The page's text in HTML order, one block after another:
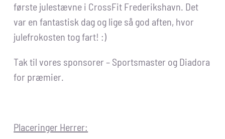
første julestævne i CrossFit Frederikshavn. Det
var en fantastisk dag og lige så god aften, hvor
julefrokosten tog fart! :)
Tak til vores sponsorer – Sportsmaster og Diadora
for præmier.
Placeringer Herrer: